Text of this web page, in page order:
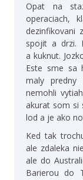
Opat na
operaciach,
dezinfikovani
spojit a drzi.
a kuknut.
Este sme sa
maly
nemohli
akurat som si
lod a je ako
Ked tak
ale zdaleka
ale do
Barierou do